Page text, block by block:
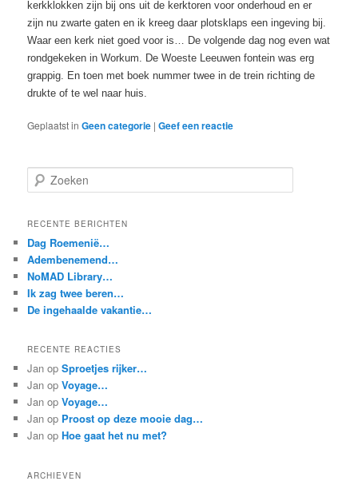
kerkklokken zijn bij ons uit de kerktoren voor onderhoud en er
zijn nu zwarte gaten en ik kreeg daar plotsklaps een ingeving bij.
Waar een kerk niet goed voor is… De volgende dag nog even wat
rondgekeken in Workum. De Woeste Leeuwen fontein was erg
grappig. En toen met boek nummer twee in de trein richting de
drukte of te wel naar huis.
Geplaatst in Geen categorie |Geef een reactie
o
k
n
RECENTE BERICHTEN
Dag Roemenië…
Adembenemend…
NoMAD Library…
Ik zag twee beren…
De ingehaalde vakantie…
RECENTE REACTIES
Jan opSproetjes rijker…
Jan opVoyage…
Jan opVoyage…
Jan op Proost op deze mooie dag…
Jan opHoe gaat het nu met?
ARCHIEVEN